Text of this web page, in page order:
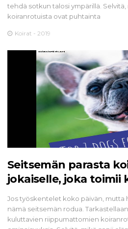
tehdä sotkun talosi ympärillä. Selvitä,
koiranrotuista ovat puhtainta
Koirat - 2019
Seitsemän parasta
jokaiselle, joka toimii
Jos työskentelet koko päivän, mutta
nämä seitsemän rodua.
kuluttavien riippumattomien